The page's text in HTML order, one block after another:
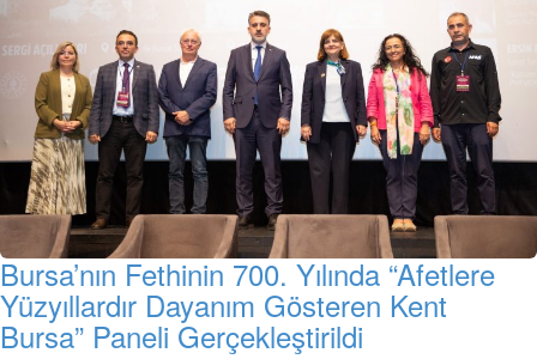
Bursa’nın Fethinin 700. Yılında “Afetlere
Yüzyıllardır Dayanım Gösteren Kent
Bursa” Paneli Gerçekleştirildi